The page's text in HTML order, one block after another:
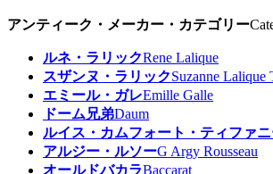
アンティーク・メーカー・カテゴリー
ルネ・ラリックRene Lalique
スザンヌ・ラリックSuzanne Lalique
エミール・ガレEmille Galle
ドーム兄弟Daum
ルイス・カムフォート・ティファ
アルジー・ルソーG Argy Rousseau
オールドバカラBaccarat